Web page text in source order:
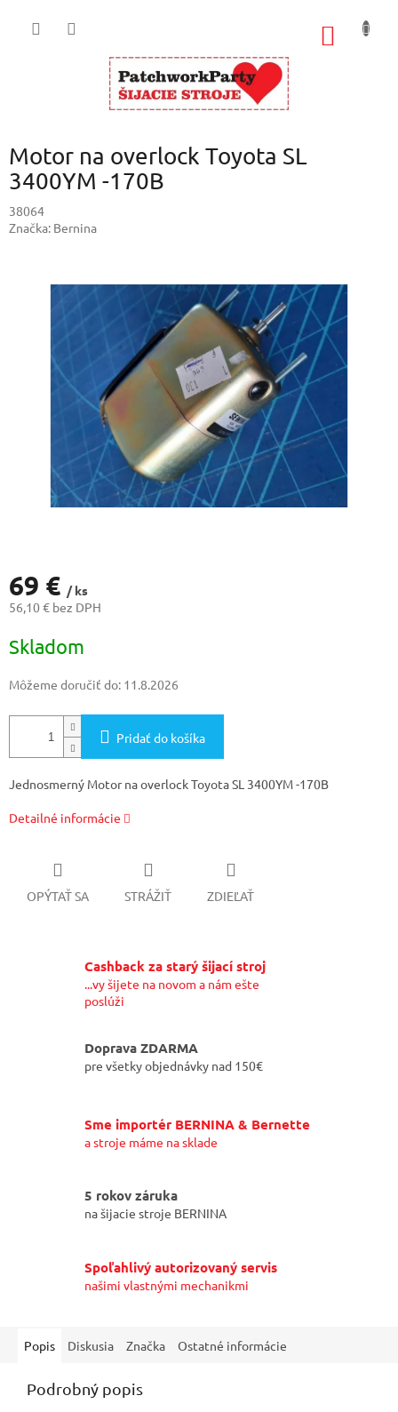
Motor na overlock Toyota SL
3400YM -170B
38064
Značka: Bernina
69 € / ks
56,10 € bez DPH
cena:
Skladom
Môžeme doručiť do: 11.8.2026
Pridať do košíka
Jednosmerný Motor na overlock Toyota SL 3400YM -170B
Detailné informácie
OPÝTAŤ SA STRÁŽIŤ ZDIEĽAŤ
Cashback za starý šijací stroj
...vy šijete na novom a nám ešte
poslúži
Doprava ZDARMA
pre všetky objednávky nad 150€
Sme importér BERNINA & Bernette
a stroje máme na sklade
5 rokov záruka
na šijacie stroje BERNINA
Spoľahlivý autorizovaný servis
našimi vlastnými mechanikmi
Popis Diskusia Značka Ostatné informácie
Podrobný popis